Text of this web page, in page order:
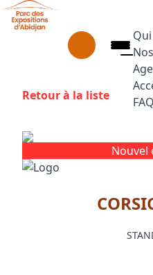
Aller au contenu principal
FAQ
Retour à la liste
Nouvel
Panneau de gestion des